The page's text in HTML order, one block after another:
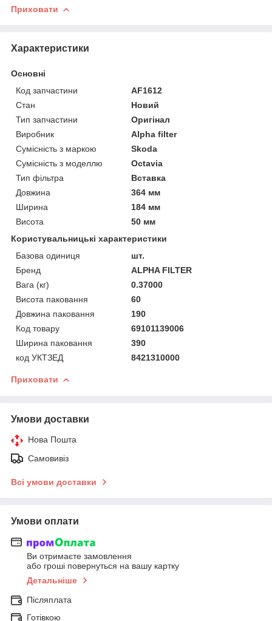
Приховати
Характеристики
Основні
Код запчастини
AF1612
Стан
Новий
Тип запчастини
Оригінал
Виробник
Alpha filter
Сумісність з маркою
Skoda
Сумісність з моделлю
Octavia
Тип фільтра
Вставка
Довжина
364 мм
Ширина
184 мм
Висота
50 мм
Користувальницькі характеристики
Базова одиниця
шт.
Бренд
ALPHA FILTER
Вага (кг)
0.37000
Висота паковання
60
Довжина паковання
190
Код товару
69101139006
Ширина паковання
390
код УКТЗЕД
8421310000
Приховати
Умови доставки
Нова Пошта
Самовивіз
Всі умови доставки
Умови оплати
Ви отримаєте замовлення
або гроші повернуться на вашу картку
Детальніше
Післяплата
Готівкою